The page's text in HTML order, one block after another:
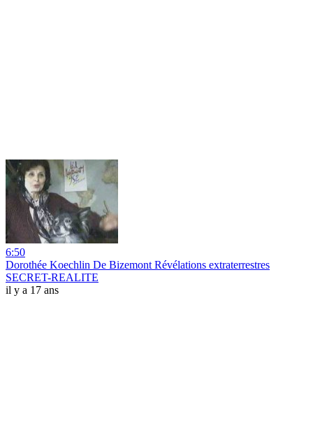
6:50
Dorothée Koechlin De Bizemont Révélations extraterrestres
SECRET-REALITE
il y a 17 ans